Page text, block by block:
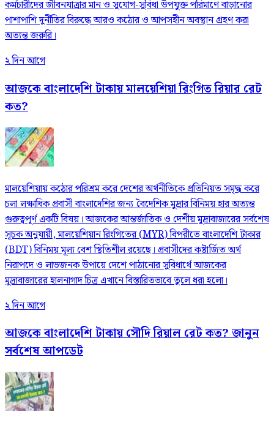
কর্মচারীদের জীবনযাত্রার মান ও সুযোগ-সুবিধা উপযুক্ত পরিমাণে বাড়ানোর
পাশাপাশি দুর্নীতির বিরুদ্ধে আরও কঠোর ও আপসহীন অবস্থান গ্রহণ করা
অত্যন্ত জরুরি।
২ দিন আগে
আজকে বাংলাদেশি টাকায় মালয়েশিয়া রিংগিত রিয়ার রেট
কত?
মালয়েশিয়ায় কঠোর পরিশ্রম করে দেশের অর্থনীতিকে প্রতিনিয়ত সমৃদ্ধ করে
চলা লক্ষাধিক প্রবাসী বাংলাদেশির জন্য বৈদেশিক মুদ্রার বিনিময় হার অত্যন্ত
গুরুত্বপূর্ণ একটি বিষয়। আজকের আন্তর্জাতিক ও দেশীয় মুদ্রাবাজারের সর্বশেষ
সূচক অনুযায়ী, মালয়েশিয়ান রিংগিতের (MYR) বিপরীতে বাংলাদেশি টাকার
(BDT) বিনিময় মূল্য বেশ স্থিতিশীল রয়েছে। প্রবাসীদের কষ্টার্জিত অর্থ
নিরাপদে ও লাভজনক উপায়ে দেশে পাঠানোর সুবিধার্থে আজকের
মুদ্রাবাজারের হালনাগাদ চিত্র এখানে বিস্তারিতভাবে তুলে ধরা হলো।
২ দিন আগে
আজকে বাংলাদেশি টাকায় সৌদি রিয়াল রেট কত? জানুন
সর্বশেষ আপডেট